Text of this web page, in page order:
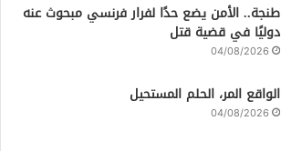
طنجة.. الأمن يضع حدًا لفرار فرنسي مبحوث عنه
دوليًا في قضية قتل
04/08/2026
الواقع المر، الحلم المستحيل
04/08/2026